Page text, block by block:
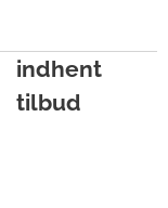
indhent
tilbud